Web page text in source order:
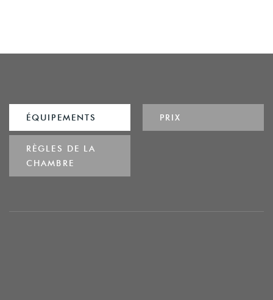
ÉQUIPEMENTS PRIX
RÈGLES DE LA
CHAMBRE